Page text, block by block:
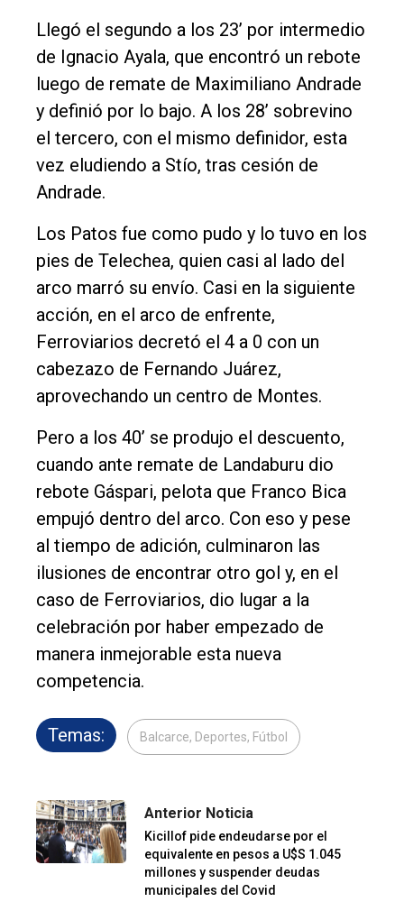
Llegó el segundo a los 23’ por intermedio
de Ignacio Ayala, que encontró un rebote
luego de remate de Maximiliano Andrade
y definió por lo bajo. A los 28’ sobrevino
el tercero, con el mismo definidor, esta
vez eludiendo a Stío, tras cesión de
Andrade.
Los Patos fue como pudo y lo tuvo en los
pies de Telechea, quien casi al lado del
arco marró su envío. Casi en la siguiente
acción, en el arco de enfrente,
Ferroviarios decretó el 4 a 0 con un
cabezazo de Fernando Juárez,
aprovechando un centro de Montes.
Pero a los 40’ se produjo el descuento,
cuando ante remate de Landaburu dio
rebote Gáspari, pelota que Franco Bica
empujó dentro del arco. Con eso y pese
al tiempo de adición, culminaron las
ilusiones de encontrar otro gol y, en el
caso de Ferroviarios, dio lugar a la
celebración por haber empezado de
manera inmejorable esta nueva
competencia.
Temas: Balcarce, Deportes, Fútbol
Anterior Noticia
Kicillof pide endeudarse por el
equivalente en pesos a U$S 1.045
millones y suspender deudas
municipales del Covid